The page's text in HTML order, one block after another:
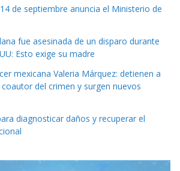
de septiembre anuncia el Ministerio de
fue asesinada de un disparo durante
Esto exige su madre
mexicana Valeria Márquez: detienen a
del crimen y surgen nuevos
diagnosticar daños y recuperar el